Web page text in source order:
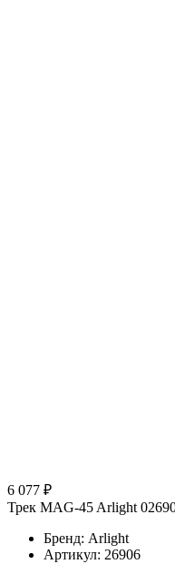
6 077 ₽
Трек MAG-45 Arlight
Бренд: Arlight
Артикул: 26906